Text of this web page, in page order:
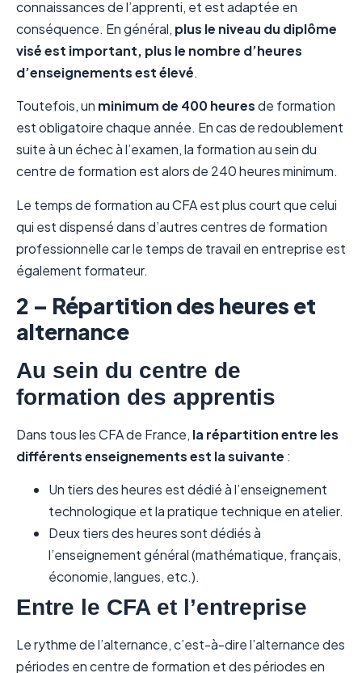
connaissances de l’apprenti, et est adaptée en
conséquence. En général, plus le niveau du diplôme
visé est important, plus le nombre d’heures
d’enseignements est élevé.
Toutefois, un minimum de 400 heuresde formation
est obligatoire chaque année. En cas de redoublement
suite à un échec à l’examen, la formation au sein du
centre de formation est alors de 240 heures minimum.
Le temps de formation au CFA est plus court que celui
qui est dispensé dans d’autres centres de formation
professionnelle car le temps de travail en entreprise est
également formateur.
2 – Répartition des heures et
alternance
Au sein du centre de
formation des apprentis
Dans tous les CFA de France, la répartition entre les
différents enseignements est la suivante :
Un tiers des heures est dédié à l’enseignement
technologique et la pratique technique en atelier.
Deux tiers des heures sont dédiés à
l’enseignement général (mathématique, français,
économie, langues, etc.).
Entre le CFA et l’entreprise
Le rythme de l’alternance, c’est-à-dire l’alternance des
périodes en centre de formation et des périodes en